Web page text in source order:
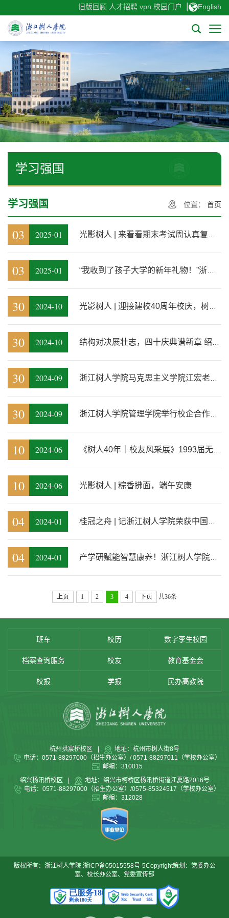
旧版回顾 人才招聘 vpn 校园门户 English
学习强国
学习强国 位置： 首页
03 2025-01
03 2025-01
30 2024-10
30 2024-10
30 2024-09
30 2024-09
10 2024-06
10 2024-06 光影树人 | 粽香拂面，端午安康
04 2024-01
04 2024-01
上页 1 2 3 4 下页 共36条
班车 校历 数字孪生校园
档案查询服务 校友 教育基金会
校报 学报 民办高教院
杭州拱宸桥校区
地址：杭州市树人街8号
电话：0571-88297000（招生办公室）/ 0571-88297011（学校办公室）
邮编：310015
绍兴杨汛桥校区
地址：绍兴市柯桥区杨汛桥街道江夏路2016号
电话：0571-88297000（招生办公室）/0575-85324517（学校办公室）
邮编：312028
版权所有：浙江树人学院 浙ICP备05015558号-5Copyright策划：党委办公
室、校长办公室、党委宣传部